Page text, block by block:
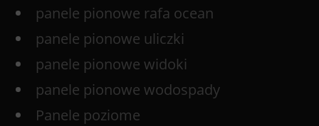
panele pionowe rafa ocean
panele pionowe uliczki
panele pionowe widoki
panele pionowe wodospady
Panele poziome